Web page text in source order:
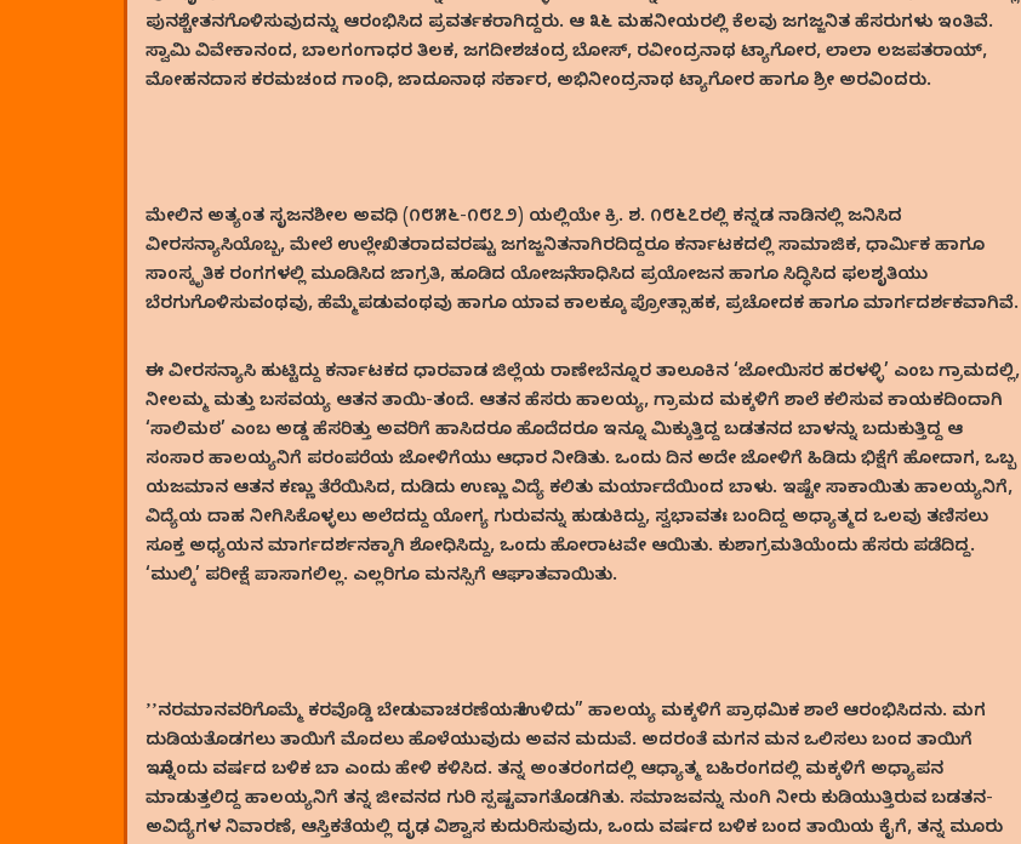
ಪುನಶ್ಚೇತನಗೊಳಿಸುವುದನ್ನು ಆರಂಭಿಸಿದ ಪ್ರವರ್ತಕರಾಗಿದ್ದರು. ಆ ೩೬ ಮಹನೀಯರಲ್ಲಿ ಕೆಲವು ಜಗಜ್ಜನಿತ ಹೆಸರುಗಳು ಇಂತಿವೆ.
ಸ್ವಾಮಿ ವಿವೇಕಾನಂದ, ಬಾಲಗಂಗಾಧರ ತಿಲಕ, ಜಗದೀಶಚಂದ್ರ ಬೋಸ್, ರವೀಂದ್ರನಾಥ ಟ್ಯಾಗೋರ, ಲಾಲಾ ಲಜಪತರಾಯ್,
ಮೋಹನದಾಸ ಕರಮಚಂದ ಗಾಂಧಿ, ಜಾದೂನಾಥ ಸರ್ಕಾರ, ಅಭಿನೀಂದ್ರನಾಥ ಟ್ಯಾಗೋರ ಹಾಗೂ ಶ್ರೀ ಅರವಿಂದರು.
ಮೇಲಿನ ಅತ್ಯಂತ ಸೃಜನಶೀಲ ಅವಧಿ (೧೮೫೬-೧೮೭೨) ಯಲ್ಲಿಯೇ ಕ್ರಿ. ಶ. ೧೮೬೭ರಲ್ಲಿ ಕನ್ನಡ ನಾಡಿನಲ್ಲಿ ಜನಿಸಿದ
ವೀರಸನ್ಯಾಸಿಯೊಬ್ಬ, ಮೇಲೆ ಉಲ್ಲೇಖಿತರಾದವರಷ್ಟು ಜಗಜ್ಜನಿತನಾಗಿರದಿದ್ದರೂ ಕರ್ನಾಟಕದಲ್ಲಿ ಸಾಮಾಜಿಕ, ಧಾರ್ಮಿಕ ಹಾಗೂ
ಸಾಂಸ್ಕೃತಿಕ ರಂಗಗಳಲ್ಲಿ ಮೂಡಿಸಿದ ಜಾಗ್ರತಿ, ಹೂಡಿದ ಯೋಜನೆ, ಸಾಧಿಸಿದ ಪ್ರಯೋಜನ ಹಾಗೂ ಸಿದ್ಧಿಸಿದ ಫಲಶೃತಿಯು
ಬೆರಗುಗೊಳಿಸುವಂಥವು, ಹೆಮ್ಮೆಪಡುವಂಥವು ಹಾಗೂ ಯಾವ ಕಾಲಕ್ಕೂ ಪ್ರೋತ್ಸಾಹಕ, ಪ್ರಚೋದಕ ಹಾಗೂ ಮಾರ್ಗದರ್ಶಕವಾಗಿವೆ.
ಈ ವೀರಸನ್ಯಾಸಿ ಹುಟ್ಟಿದ್ದು ಕರ್ನಾಟಕದ ಧಾರವಾಡ ಜಿಲ್ಲೆಯ ರಾಣೇಬೆನ್ನೂರ ತಾಲೂಕಿನ ‘ಜೋಯಿಸರ ಹರಳಳ್ಳಿ’ ಎಂಬ ಗ್ರಾಮದಲ್ಲಿ,
ನೀಲಮ್ಮ ಮತ್ತು ಬಸವಯ್ಯ ಆತನ ತಾಯಿ-ತಂದೆ. ಆತನ ಹೆಸರು ಹಾಲಯ್ಯ, ಗ್ರಾಮದ ಮಕ್ಕಳಿಗೆ ಶಾಲೆ ಕಲಿಸುವ ಕಾಯಕದಿಂದಾಗಿ
‘ಸಾಲಿಮಠ’ ಎಂಬ ಅಡ್ಡ ಹೆಸರಿತ್ತು ಅವರಿಗೆ ಹಾಸಿದರೂ ಹೊದೆದರೂ ಇನ್ನೂ ಮಿಕ್ಕುತ್ತಿದ್ದ ಬಡತನದ ಬಾಳನ್ನು ಬದುಕುತ್ತಿದ್ದ ಆ
ಸಂಸಾರ ಹಾಲಯ್ಯನಿಗೆ ಪರಂಪರೆಯ ಜೋಳಿಗೆಯು ಆಧಾರ ನೀಡಿತು. ಒಂದು ದಿನ ಅದೇ ಜೋಳಿಗೆ ಹಿಡಿದು ಭಿಕ್ಷೆಗೆ ಹೋದಾಗ, ಒಬ್ಬ
ಯಜಮಾನ ಆತನ ಕಣ್ಣು ತೆರೆಯಿಸಿದ, ದುಡಿದು ಉಣ್ಣು ವಿದ್ಯೆ ಕಲಿತು ಮರ್ಯಾದೆಯಿಂದ ಬಾಳು. ಇಷ್ಟೇ ಸಾಕಾಯಿತು ಹಾಲಯ್ಯನಿಗೆ,
ವಿದ್ಯೆಯ ದಾಹ ನೀಗಿಸಿಕೊಳ್ಳಲು ಅಲೆದದ್ದು ಯೋಗ್ಯ ಗುರುವನ್ನು ಹುಡುಕಿದ್ದು, ಸ್ವಭಾವತಃ ಬಂದಿದ್ದ ಅಧ್ಯಾತ್ಮದ ಒಲವು ತಣಿಸಲು
ಸೂಕ್ತ ಅಧ್ಯಯನ ಮಾರ್ಗದರ್ಶನಕ್ಕಾಗಿ ಶೋಧಿಸಿದ್ದು, ಒಂದು ಹೋರಾಟವೇ ಆಯಿತು. ಕುಶಾಗ್ರಮತಿಯೆಂದು ಹೆಸರು ಪಡೆದಿದ್ದ.
‘ಮುಲ್ಕಿ’ ಪರೀಕ್ಷೆ ಪಾಸಾಗಲಿಲ್ಲ. ಎಲ್ಲರಿಗೂ ಮನಸ್ಸಿಗೆ ಆಘಾತವಾಯಿತು.
ʼʼನರಮಾನವರಿಗೊಮ್ಮೆ ಕರವೊಡ್ಡಿ ಬೇಡುವಾಚರಣೆಯನೆ ಉಳಿದು” ಹಾಲಯ್ಯ ಮಕ್ಕಳಿಗೆ ಪ್ರಾಥಮಿಕ ಶಾಲೆ ಆರಂಭಿಸಿದನು. ಮಗ
ದುಡಿಯತೊಡಗಲು ತಾಯಿಗೆ ಮೊದಲು ಹೊಳೆಯುವುದು ಅವನ ಮದುವೆ. ಅದರಂತೆ ಮಗನ ಮನ ಒಲಿಸಲು ಬಂದ ತಾಯಿಗೆ
ಇನ್ನೊಂದು ವರ್ಷದ ಬಳಿಕ ಬಾ ಎಂದು ಹೇಳಿ ಕಳಿಸಿದ. ತನ್ನ ಅಂತರಂಗದಲ್ಲಿ ಆಧ್ಯಾತ್ಮ ಬಹಿರಂಗದಲ್ಲಿ ಮಕ್ಕಳಿಗೆ ಅಧ್ಯಾಪನ
ಮಾಡುತ್ತಲಿದ್ದ ಹಾಲಯ್ಯನಿಗೆ ತನ್ನ ಜೀವನದ ಗುರಿ ಸ್ಪಷ್ಟವಾಗತೊಡಗಿತು. ಸಮಾಜವನ್ನು ನುಂಗಿ ನೀರು ಕುಡಿಯುತ್ತಿರುವ ಬಡತನ-
ಅವಿದ್ಯೆಗಳ ನಿವಾರಣೆ, ಆಸ್ತಿಕತೆಯಲ್ಲಿ ದೃಢ ವಿಶ್ವಾಸ ಕುದುರಿಸುವುದು, ಒಂದು ವರ್ಷದ ಬಳಿಕ ಬಂದ ತಾಯಿಯ ಕೈಗೆ, ತನ್ನ ಮೂರು